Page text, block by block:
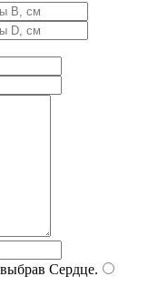
Сердце.